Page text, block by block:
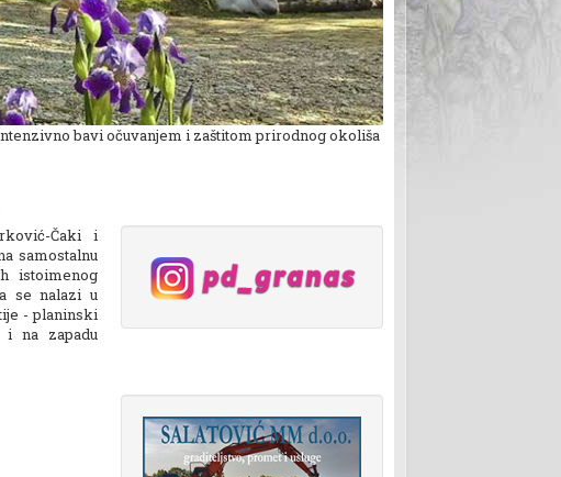
bavi očuvanjem i zaštitom prirodnog okoliša
Čaki i
samostalnu
istoimenog
se nalazi u
- planinski
i na zapadu